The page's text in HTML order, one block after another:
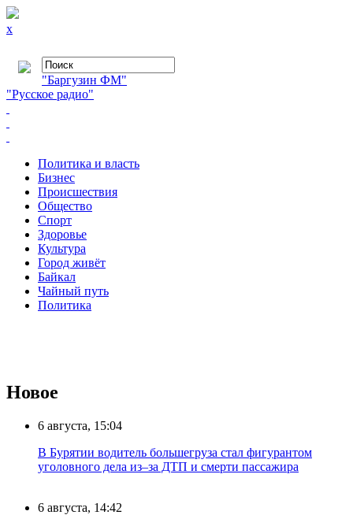
x
"Баргузин ФМ"
"Русское радио"
Политика и власть
Бизнес
Происшествия
Общество
Cпорт
Здоровье
Культура
Город живёт
Байкал
Чайный путь
Политика
Новое
6 августа, 15:04
В Бурятии водитель большегруза стал фигурантом
уголовного дела из–за ДТП и смерти пассажира
6 августа, 14:42